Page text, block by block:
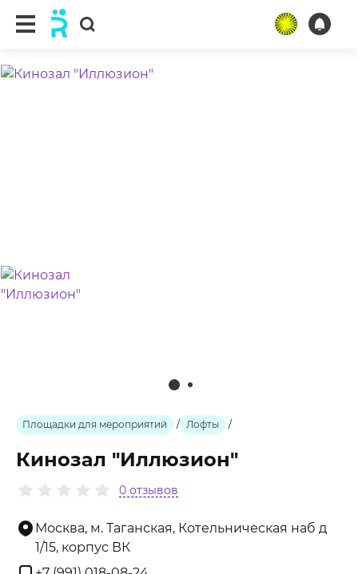
Площадки для мероприятий / Лофты /
Кинозал "Иллюзион"
0 отзывов
Москва, м. Таганская, Котельническая наб д
1/15, корпус ВК